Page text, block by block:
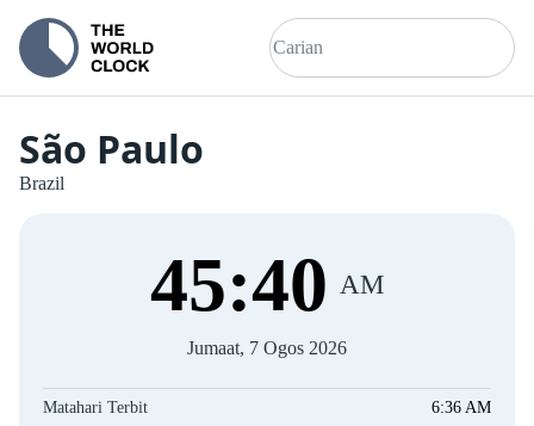
São Paulo
Brazil
45:40 AM
Jumaat, 7 Ogos 2026
Matahari Terbit 6:36 AM